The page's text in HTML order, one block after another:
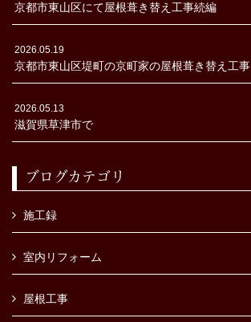
京都市東山区にて屋根葺き替え工事続編
2026.05.19
京都市東山区堤町の京町家の屋根葺き替え工事
2026.05.13
滋賀県草津市で
ブログカテゴリ
施工録
室内リフォーム
屋根工事